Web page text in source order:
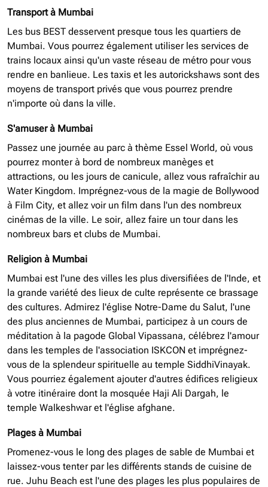
Transport à Mumbai
Les bus BEST desservent presque tous les quartiers de
Mumbai. Vous pourrez également utiliser les services de
trains locaux ainsi qu'un vaste réseau de métro pour vous
rendre en banlieue. Les taxis et les autorickshaws sont des
moyens de transport privés que vous pourrez prendre
n'importe où dans la ville.
S'amuser à Mumbai
Passez une journée au parc à thème Essel World, où vous
pourrez monter à bord de nombreux manèges et
attractions, ou les jours de canicule, allez vous rafraîchir au
Water Kingdom. Imprégnez-vous de la magie de Bollywood
à Film City, et allez voir un film dans l'un des nombreux
cinémas de la ville. Le soir, allez faire un tour dans les
nombreux bars et clubs de Mumbai.
Religion à Mumbai
Mumbai est l'une des villes les plus diversifiées de l'Inde, et
la grande variété des lieux de culte représente ce brassage
des cultures. Admirez l'église Notre-Dame du Salut, l'une
des plus anciennes de Mumbai, participez à un cours de
méditation à la pagode Global Vipassana, célébrez l'amour
dans les temples de l'association ISKCON et imprégnez-
vous de la splendeur spirituelle au temple SiddhiVinayak.
Vous pourriez également ajouter d'autres édifices religieux
à votre itinéraire dont la mosquée Haji Ali Dargah, le
temple Walkeshwar et l'église afghane.
Plages à Mumbai
Promenez-vous le long des plages de sable de Mumbai et
laissez-vous tenter par les différents stands de cuisine de
rue. Juhu Beach est l'une des plages les plus populaires de